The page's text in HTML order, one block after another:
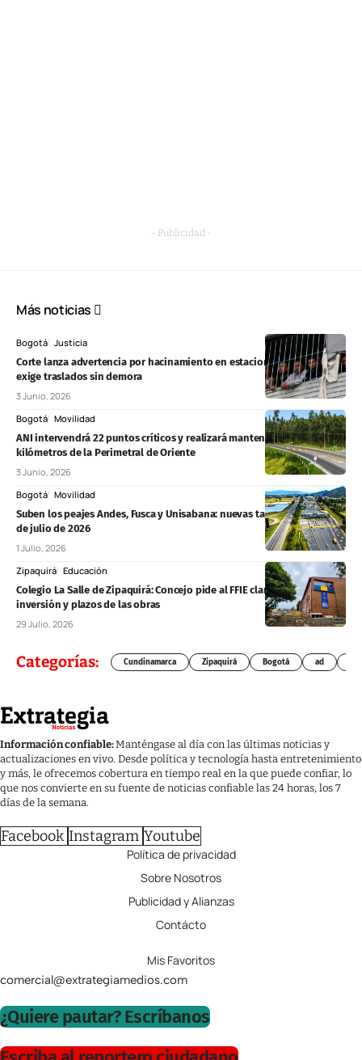
- Publicidad -
Más noticias
Bogotá Justicia
Corte lanza advertencia por hacinamiento en estaciones de Policía y
exige traslados sin demora
3 Junio, 2026
Bogotá Movilidad
ANI intervendrá 22 puntos críticos y realizará mantenimiento en 60
kilómetros de la Perimetral de Oriente
3 Junio, 2026
Bogotá Movilidad
Suben los peajes Andes, Fusca y Unisabana: nuevas tarifas desde este 1
de julio de 2026
1 Julio, 2026
Zipaquirá Educación
Colegio La Salle de Zipaquirá: Concejo pide al FFIE claridad sobre
inversión y plazos de las obras
29 Julio, 2026
Categorías: Cundinamarca Zipaquirá Bogotá ad
Información confiable:Manténgase al día con las últimas noticias y
actualizaciones en vivo. Desde política y tecnología hasta entretenimiento
y más, le ofrecemos cobertura en tiempo real en la que puede confiar, lo
que nos convierte en su fuente de noticias confiable las 24 horas, los 7
días de la semana.
Facebook Instagram Youtube
Política de privacidad
Sobre Nosotros
Publicidad y Alianzas
Contácto
Mis Favoritos
comercial@extrategiamedios.com
¿Quiere pautar? Escríbanos